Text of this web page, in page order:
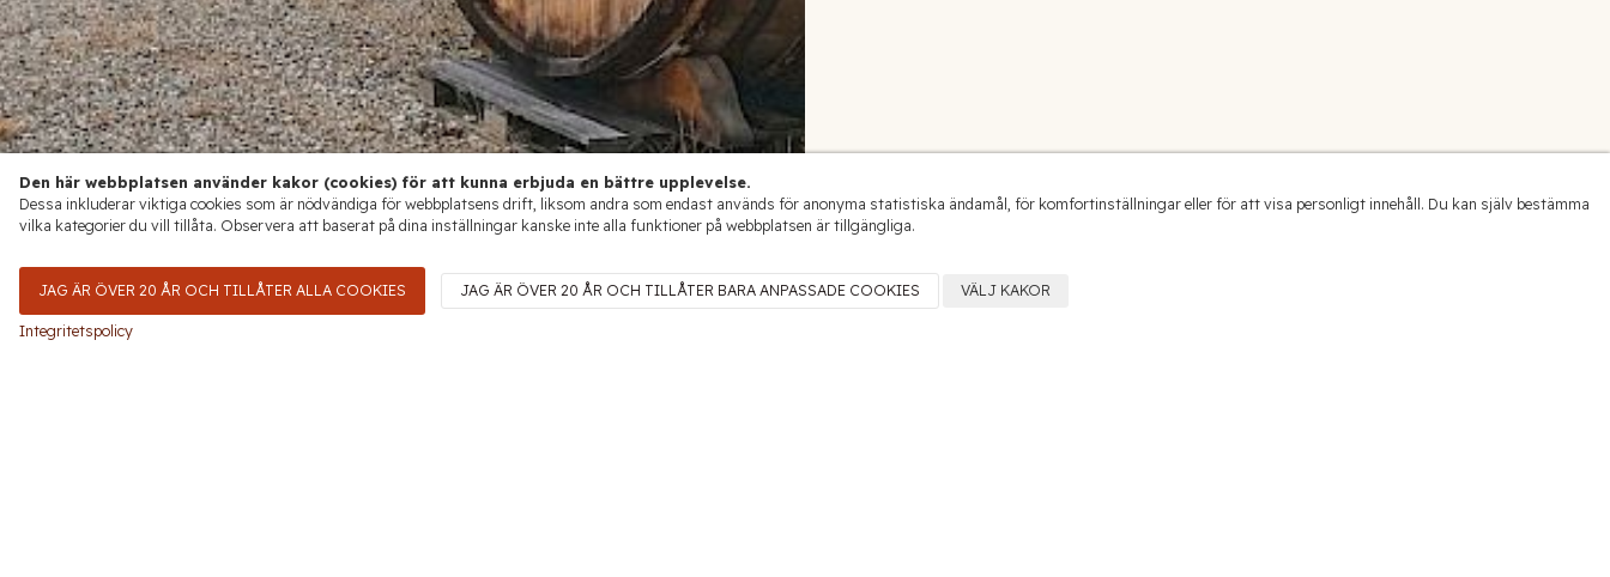
Den här webbplatsen använder kakor (cookies) för att kunna erbjuda en bättre upplevelse.
Dessa inkluderar viktiga cookies som är nödvändiga för webbplatsens drift, liksom andra som endast används för anonyma statistiska ändamål, för komfortinställningar eller för att visa personligt innehåll. Du kan själv bestämma
vilka kategorier du vill tillåta. Observera att baserat på dina inställningar kanske inte alla funktioner på webbplatsen är tillgängliga.
JAG ÄR ÖVER 20 ÅR OCH TILLÅTER ALLA COOKIES JAG ÄR ÖVER 20 ÅR OCH TILLÅTER BARA ANPASSADE COOKIES VÄLJ KAKOR
Integritetspolicy